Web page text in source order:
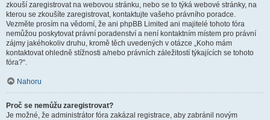
zkouší zaregistrovat na webovou stránku, nebo se to týká webové stránky, na
kterou se zkoušíte zaregistrovat, kontaktujte vašeho právního poradce.
Vezměte prosím na vědomí, že ani phpBB Limited ani majitelé tohoto fóra
nemůžou poskytovat právní poradenství a není kontaktním místem pro právní
zájmy jakéhokoliv druhu, kromě těch uvedených v otázce „Koho mám
kontaktovat ohledně stížnosti a/nebo právních záležitostí týkajících se tohoto
fóra?“.
Nahoru
Proč se nemůžu zaregistrovat?
Je možné, že administrátor fóra zakázal registrace, aby zabránil novým